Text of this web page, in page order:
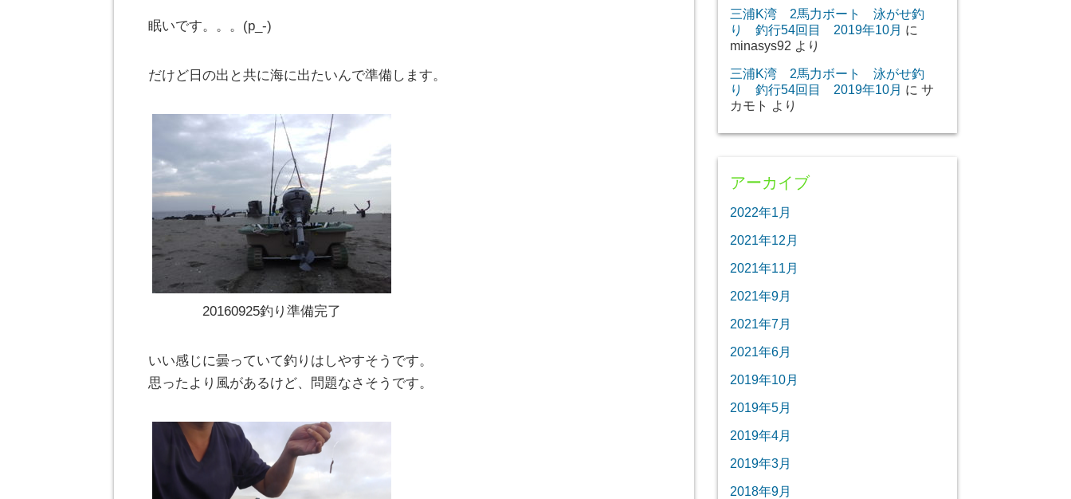
眠いです。。。(p_-)
だけど日の出と共に海に出たいんで準備します。
20160925釣り準備完了
いい感じに曇っていて釣りはしやすそうです。
思ったより風があるけど、問題なさそうです。
三浦K湾 2馬力ボート 泳がせ釣
り 釣行54回目 2019年10月 に
minasys92 より
三浦K湾 2馬力ボート 泳がせ釣
り 釣行54回目 2019年10月 に サ
カモト より
アーカイブ
2022年1月
2021年12月
2021年11月
2021年9月
2021年7月
2021年6月
2019年10月
2019年5月
2019年4月
2019年3月
2018年9月